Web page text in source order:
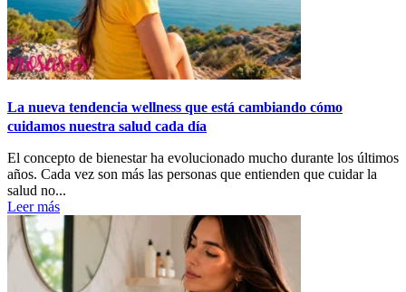
La nueva tendencia wellness que está cambiando cómo
cuidamos nuestra salud cada día
El concepto de bienestar ha evolucionado mucho durante los últimos
años. Cada vez son más las personas que entienden que cuidar la
salud no...
Leer más